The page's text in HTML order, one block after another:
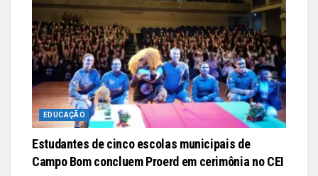
EDUCAÇÃO
Estudantes de cinco escolas municipais de
Campo Bom concluem Proerd em cerimônia no CEI